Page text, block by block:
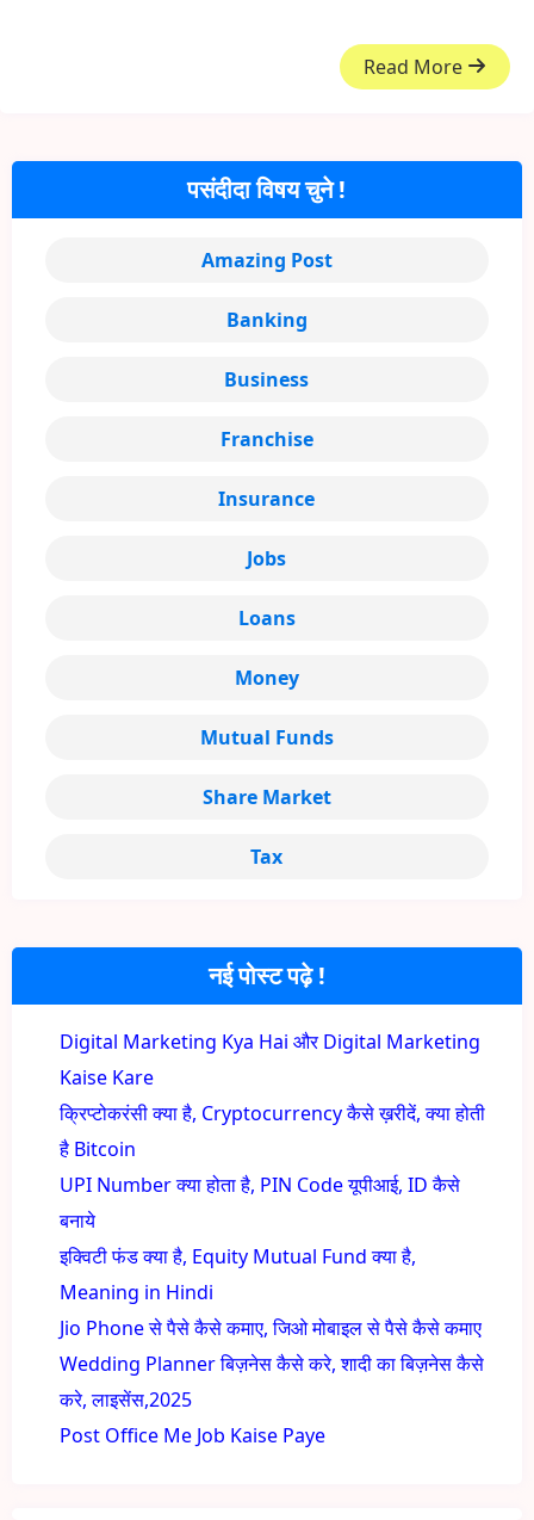
Read More
नई पोस्ट पढ़े !
Digital Marketing Kya Hai और Digital Marketing
Kaise Kare
क्रिप्टोकरंसी क्या है, Cryptocurrency कैसे ख़रीदें, क्या होती
है Bitcoin
UPI Number क्या होता है, PIN Code यूपीआई, ID कैसे
बनाये
इक्विटी फंड क्या है, Equity Mutual Fund क्या है,
Meaning in Hindi
Jio Phone से पैसे कैसे कमाए, जिओ मोबाइल से पैसे कैसे कमाए
Wedding Planner बिज़नेस कैसे करे, शादी का बिज़नेस कैसे
करे, लाइसेंस,2025
Post Office Me Job Kaise Paye
पसंदीदा विषय चुने !
Amazing Post
Banking
Business
Franchise
Insurance
Jobs
Loans
Money
Mutual Funds
Share Market
Tax